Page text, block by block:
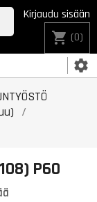
settings
Kirjaudu sisään
shopping_cart (0)
P60